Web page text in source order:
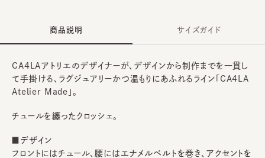
商品説明
CA4LAアトリエのデザイナーが、デザインから制作までを一貫し
て手掛ける、ラグジュアリーかつ温もりにあふれるライン「CA4LA
Atelier Made」。
チュールを纏ったクロッシェ。
■デザイン
フロントにはチュール、腰にはエナメルベルトを巻き、アクセントを
サイズガイド